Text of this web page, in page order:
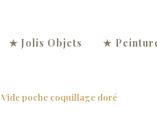
★ Jolis Objets ★
| Vide poche coquillage doré